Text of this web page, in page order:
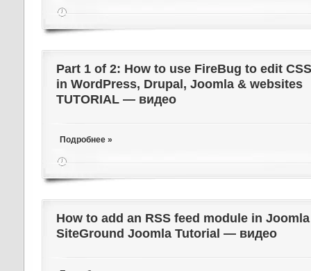
Part 1 of 2: How to use FireBug to edit
in WordPress, Drupal, Joomla & websites
TUTORIAL — видео
Подробнее »
How to add an RSS feed module in
SiteGround Joomla Tutorial — видео